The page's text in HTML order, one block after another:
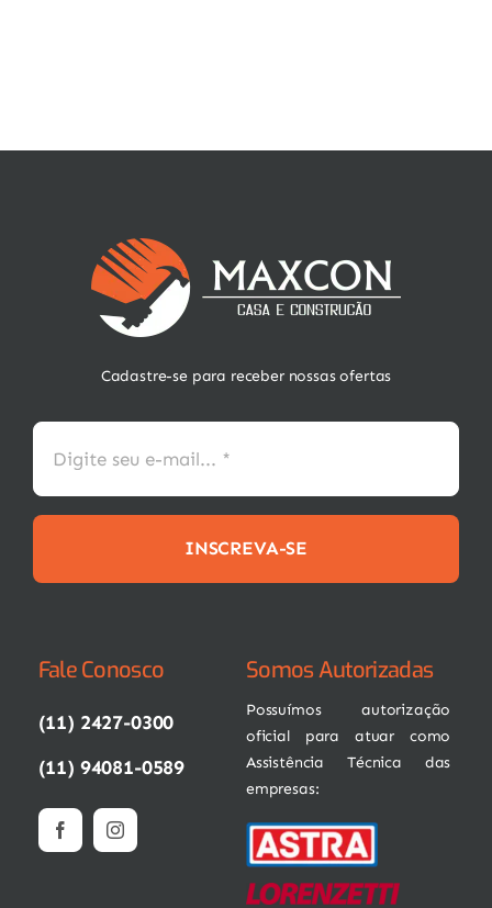
Cadastre-se para receber nossas ofertas
INSCREVA-SE
Fale Conosco
(11) 2427-0300
(11) 94081-0589
Somos Autorizadas
Possuímos autorização
oficial para atuar como
Assistência Técnica das
empresas: